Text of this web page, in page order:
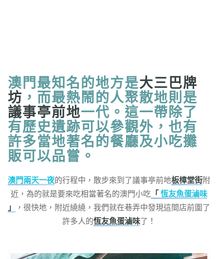
澳門最知名的地方是大三巴牌
坊 ，而最熱鬧的人聚散地則是
議事亭前地一代。這一帶除了
有歷史遺跡可以參觀外，也有
許多當地著名的餐廳及小吃攤
販可以品嘗。
澳門兩天一夜的行程中，散步來到了議事亭前地板樟堂街附
近，為的就是要來吃相當著名的澳門小吃 「恆友魚蛋滷味
」
，很快地，附近繞繞，我們就在巷弄中發現這間店前圍了
許多人的恆友魚蛋滷味了！